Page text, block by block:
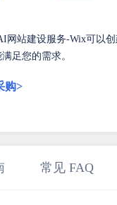
网站建设服务-Wix可以
足您的需求。
购>
常见 FAQ